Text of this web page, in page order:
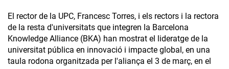
El rector de la UPC, Francesc Torres, i els rectors i la rectora
de la resta d'universitats que integren la Barcelona
Knowledge Alliance (BKA) han mostrat el lideratge de la
universitat pública en innovació i impacte global, en una
taula rodona organitzada per l'aliança el 3 de març, en el